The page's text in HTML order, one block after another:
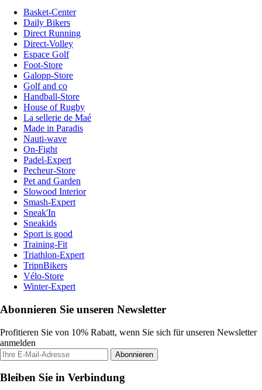
Basket-Center
Daily Bikers
Direct Running
Direct-Volley
Espace Golf
Foot-Store
Galopp-Store
Golf and co
Handball-Store
House of Rugby
La sellerie de Maé
Made in Paradis
Nauti-wave
On-Fight
Padel-Expert
Pecheur-Store
Pet and Garden
Slowood Interior
Smash-Expert
Sneak'In
Sneakids
Sport is good
Training-Fit
Triathlon-Expert
TripnBikers
Vélo-Store
Winter-Expert
Abonnieren Sie unseren Newsletter
Profitieren Sie von 10% Rabatt, wenn Sie sich für unseren Newsletter
anmelden
Abonnieren
Bleiben Sie in Verbindung